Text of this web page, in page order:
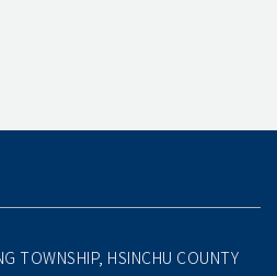
TOWNSHIP, HSINCHU COUNTY